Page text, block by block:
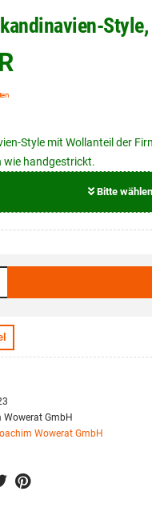
Style mit Wollanteil der
wie handgestrickt.
Bitte
Wowerat GmbH
Wowerat GmbH